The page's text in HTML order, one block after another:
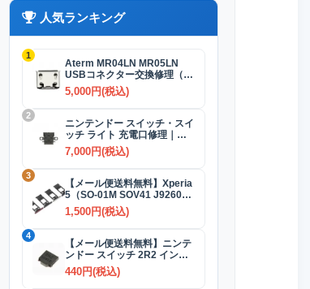
人気ランキング
1
Aterm MR04LN MR05LN
USBコネクター交換修理（充
電）
5,000円(税込)
2
ニンテンドー スイッチ・スイ
ッチ ライト 充電口修理｜
USB-Cコネクター 交換修理
7,000円(税込)
3
【メール便送料無料】Xperia
5（SO-01M SOV41 J9260）
SIMカードトレイ 全4色
1,500円(税込)
4
【メール便送料無料】ニンテ
ンドー スイッチ 2R2 インダ
クタ(コイル)
440円(税込)